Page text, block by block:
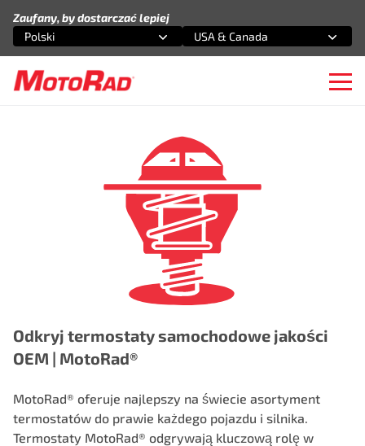
Zaufany, by dostarczać lepiej
Wybierz opcję
Polski
Wybierz opcję
USA & Canada
Odkryj termostaty samochodowe jakości
OEM | MotoRad®
MotoRad® oferuje najlepszy na świecie asortyment
termostatów do prawie każdego pojazdu i silnika.
Termostaty MotoRad® odgrywają kluczową rolę w